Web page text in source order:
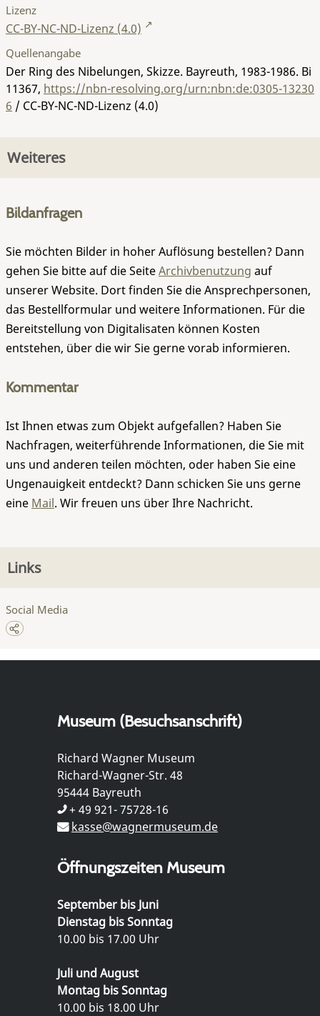
Lizenz
CC-BY-NC-ND-Lizenz (4.0)
Quellenangabe
Der Ring des Nibelungen, Skizze. Bayreuth, 1983-1986. Bi
11367, https://nbn-resolving.org/urn:nbn:de:0305-13230
6 / CC-BY-NC-ND-Lizenz (4.0)
Weiteres
Bildanfragen
Sie möchten Bilder in hoher Auflösung bestellen? Dann
gehen Sie bitte auf die SeiteArchivbenutzung auf
unserer Website. Dort finden Sie die Ansprechpersonen,
das Bestellformular und weitere Informationen. Für die
Bereitstellung von Digitalisaten können Kosten
entstehen, über die wir Sie gerne vorab informieren.
Kommentar
Ist Ihnen etwas zum Objekt aufgefallen? Haben Sie
Nachfragen, weiterführende Informationen, die Sie mit
uns und anderen teilen möchten, oder haben Sie eine
Ungenauigkeit entdeckt? Dann schicken Sie uns gerne
eine Mail. Wir freuen uns über Ihre Nachricht.
Links
Social Media
Museum (Besuchsanschrift)
Richard Wagner Museum
Richard-Wagner-Str. 48
95444 Bayreuth
+ 49 921- 75728-16
kasse@wagnermuseum.de
Öffnungszeiten Museum
September bis Juni
Dienstag bis Sonntag
10.00 bis 17.00 Uhr
Juli und August
Montag bis Sonntag
10.00 bis 18.00 Uhr